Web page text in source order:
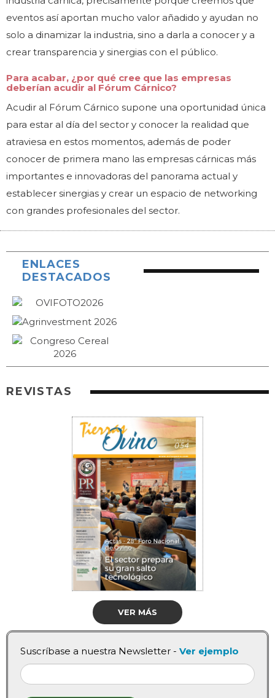
eventos así aportan mucho valor añadido y ayudan no
solo a dinamizar la industria, sino a darla a conocer y a
crear transparencia y sinergias con el público.
Para acabar, ¿por qué cree que las empresas
deberían acudir al Fórum Cárnico?
Acudir al Fórum Cárnico supone una oportunidad única
para estar al día del sector y conocer la realidad que
atraviesa en estos momentos, además de poder
conocer de primera mano las empresas cárnicas más
importantes e innovadoras del panorama actual y
establecer sinergias y crear un espacio de networking
con grandes profesionales del sector.
ENLACES
DESTACADOS
REVISTAS
VER MÁS
Suscríbase a nuestra Newsletter - Ver ejemplo